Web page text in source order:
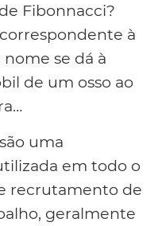
Fibonnacci?
à
se dá à
de um osso ao
uma
em todo o
recrutamento de
geralmente